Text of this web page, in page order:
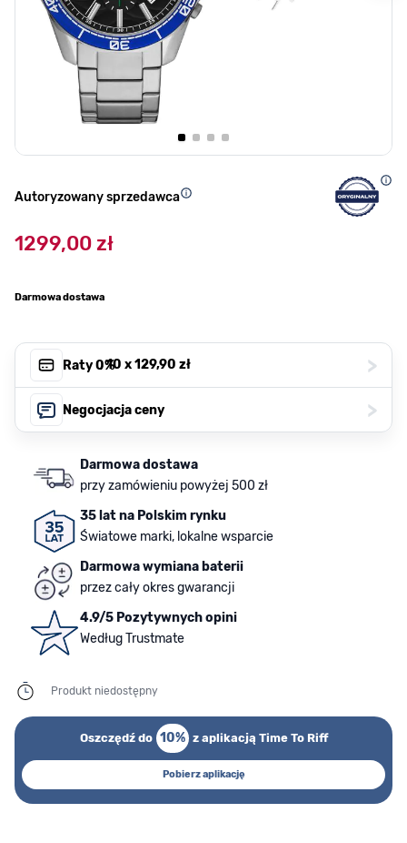
Autoryzowany sprzedawca
1299,00 zł
Darmowa dostawa
Raty 0%, 10 x129,90 zł >
Negocjacja ceny >
Darmowa dostawa
przy zamówieniu powyżej 500 zł
35 lat na Polskim rynku
Światowe marki, lokalne wsparcie
Darmowa wymiana baterii
przez cały okres gwarancji
4.9/5 Pozytywnych opini
Według Trustmate
Produkt niedostępny
Oszczędź do 10% z aplikacją Time To Riff
Pobierz aplikację